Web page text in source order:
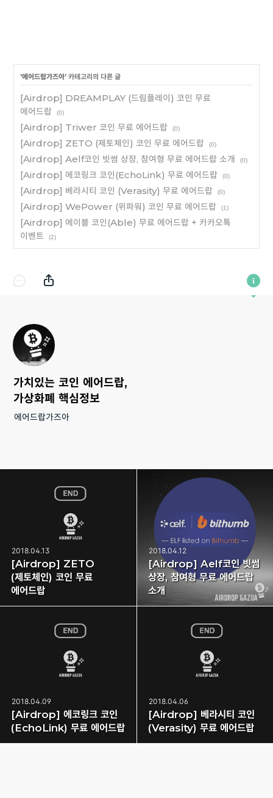
'에어드랍가즈아' 카테고리의 다른 글
[Airdrop] DREAMPLAY (드림플레이) 코인 무료
에어드랍
(0)
[Airdrop] Triwer 코인 무료 에어드랍 (0)
[Airdrop] ZETO (제토체인) 코인 무료 에어드랍 (0)
[Airdrop] Aelf코인 빗썸 상장, 참여형 무료 에어드랍 소개 (0)
[Airdrop] 에코링크 코인(EchoLink) 무료 에어드랍 (0)
[Airdrop] 베라시티 코인 (Verasity) 무료 에어드랍 (0)
[Airdrop] WePower (위파워) 코인 무료 에어드랍 (1)
[Airdrop] 에이블 코인(Able) 무료 에어드랍 + 카카오톡
이벤트
(2)
가치있는 코인 에어드랍,
가상화폐 핵심정보
에어드랍가즈아
2018.04.13
[Airdrop] ZETO
(제토체인) 코인 무료
에어드랍
2018.04.12
[Airdrop] Aelf코인 빗썸
상장, 참여형 무료 에어드랍
소개
2018.04.09
[Airdrop] 에코링크 코인
(EchoLink) 무료 에어드랍
2018.04.06
[Airdrop] 베라시티 코인
(Verasity) 무료 에어드랍